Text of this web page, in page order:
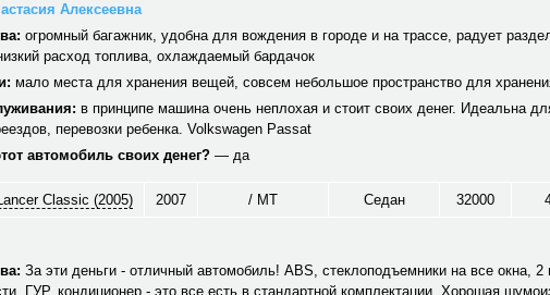
Алексеевна
огромный багажник, удобна для вождения в городе и на трассе, радует
расход топлива, охлаждаемый бардачок
мало места для хранения вещей, совсем небольшое пространство для
в принципе машина очень неплохая и стоит своих денег. Идеальна
перевозки ребенка. Volkswagen Passat
автомобиль своих денег? — да
Classic (2005) 2007 / MT Седан 32000
За эти деньги - отличный автомобиль! ABS, стеклоподъемники на все окна, 2
ГУР, кондиционер - это все есть в стандартной комплектации. Хорошая